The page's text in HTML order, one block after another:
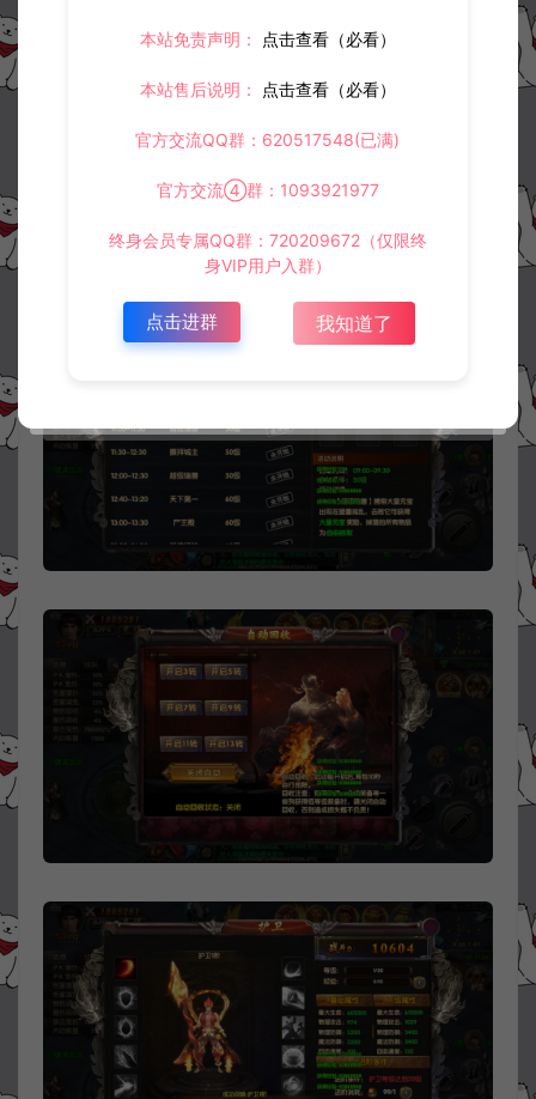
本站免责声明： 点击查看（必看）
本站售后说明： 点击查看（必看）
官方交流QQ群：620517548(已满)
官方交流④群：1093921977
终身会员专属QQ群：720209672（仅限终
身VIP用户入群）
点击进群 我知道了